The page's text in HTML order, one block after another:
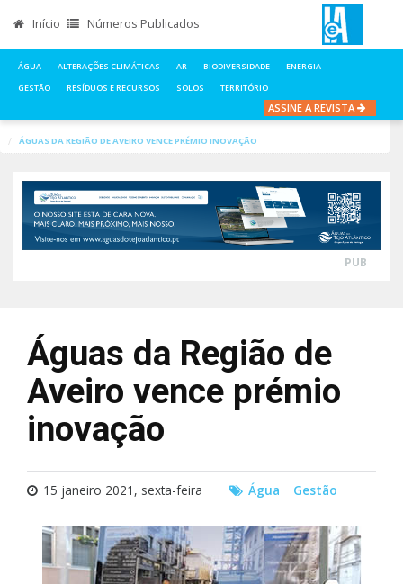
Início Números Publicados
ÁGUA ALTERAÇÕES CLIMÁTICAS AR BIODIVERSIDADE
ENERGIA
GESTÃO
RESÍDUOS E RECURSOS SOLOS TERRITÓRIO
ASSINE A REVISTA
ÁGUAS DA REGIÃO DE AVEIRO VENCE PRÉMIO INOVAÇÃO
PUB
Águas da Região de
Aveiro vence prémio
inovação
15 janeiro 2021, sexta-feira Água Gestão